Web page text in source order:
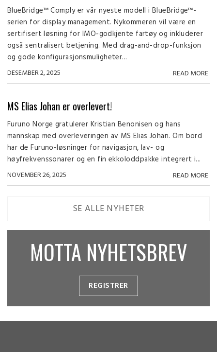
BlueBridge™ Comply er vår nyeste modell i BlueBridge™-
serien for display management. Nykommeren vil være en
sertifisert løsning for IMO-godkjente fartøy og inkluderer
også sentralisert betjening. Med drag-and-drop-funksjon
og gode konfigurasjonsmuligheter...
DESEMBER 2, 2025 READ MORE
MS Elias Johan er overlevert!
Furuno Norge gratulerer Kristian Benonisen og hans
mannskap med overleveringen av MS Elias Johan. Om bord
har de Furuno-løsninger for navigasjon, lav- og
høyfrekvenssonarer og en fin ekkoloddpakke integrert i...
NOVEMBER 26, 2025 READ MORE
SE ALLE NYHETER
MOTTA NYHETSBREV
REGISTRER